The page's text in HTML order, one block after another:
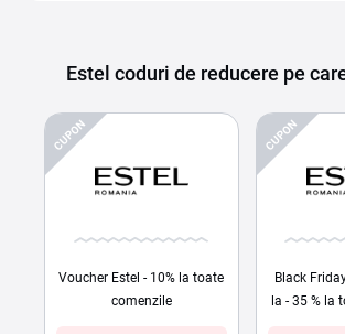
Estel coduri de reducere pe
CUPON
Voucher Estel - 10% la toate
comenzile
CUPON
Black
la - 35 % la